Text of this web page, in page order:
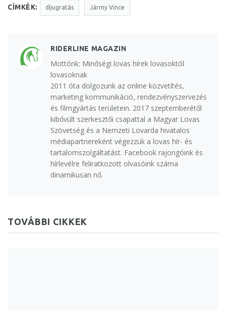
CÍMKÉK: díjugratás Jármy Vince
RIDERLINE MAGAZIN
Mottónk: Minőségi lovas hírek lovasoktól
lovasoknak
2011 óta dolgozunk az online közvetítés,
marketing kommunikáció, rendezvényszervezés
és filmgyártás területein. 2017 szeptemberétől
kibővült szerkesztői csapattal a Magyar Lovas
Szövetség és a Nemzeti Lovarda hivatalos
médiapartnereként végezzük a lovas hír- és
tartalomszolgáltatást. Facebook rajongóink és
hírlevélre feliratkozott olvasóink száma
dinamikusan nő.
TOVÁBBI CIKKEK